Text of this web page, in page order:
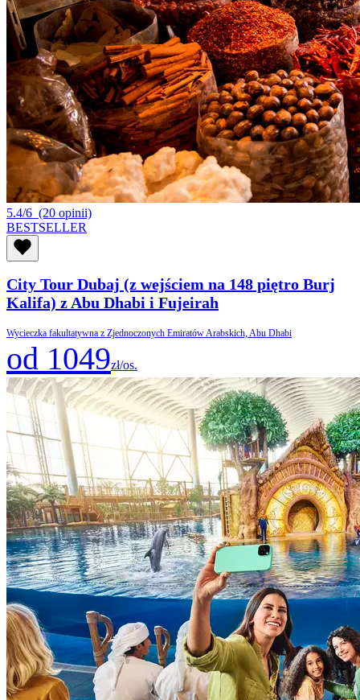
5.4/6 (20 opinii)
BESTSELLER
City Tour Dubaj (z wejściem na 148 piętro Burj
Kalifa) z Abu Dhabi i Fujeirah
Wycieczka fakultatywna z Zjednoczonych Emiratów Arabskich, Abu Dhabi
od 1049zł/os.